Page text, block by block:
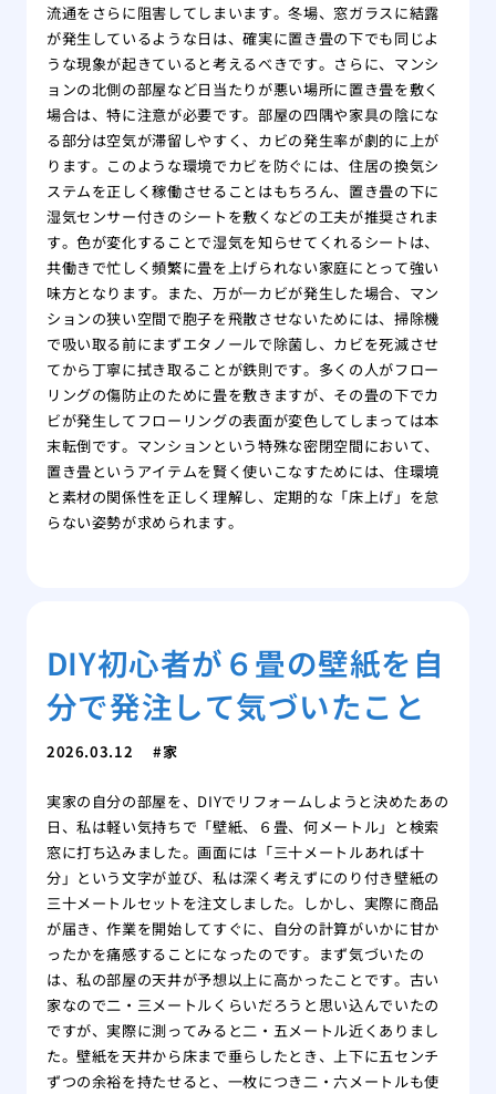
流通をさらに阻害してしまいます。冬場、窓ガラスに結露
が発生しているような日は、確実に置き畳の下でも同じよ
うな現象が起きていると考えるべきです。さらに、マンシ
ョンの北側の部屋など日当たりが悪い場所に置き畳を敷く
場合は、特に注意が必要です。部屋の四隅や家具の陰にな
る部分は空気が滞留しやすく、カビの発生率が劇的に上が
ります。このような環境でカビを防ぐには、住居の換気シ
ステムを正しく稼働させることはもちろん、置き畳の下に
湿気センサー付きのシートを敷くなどの工夫が推奨されま
す。色が変化することで湿気を知らせてくれるシートは、
共働きで忙しく頻繁に畳を上げられない家庭にとって強い
味方となります。また、万が一カビが発生した場合、マン
ションの狭い空間で胞子を飛散させないためには、掃除機
で吸い取る前にまずエタノールで除菌し、カビを死滅させ
てから丁寧に拭き取ることが鉄則です。多くの人がフロー
リングの傷防止のために畳を敷きますが、その畳の下でカ
ビが発生してフローリングの表面が変色してしまっては本
末転倒です。マンションという特殊な密閉空間において、
置き畳というアイテムを賢く使いこなすためには、住環境
と素材の関係性を正しく理解し、定期的な「床上げ」を怠
らない姿勢が求められます。
DIY初心者が６畳の壁紙を自
分で発注して気づいたこと
2026.03.12 家
実家の自分の部屋を、DIYでリフォームしようと決めたあの
日、私は軽い気持ちで「壁紙、６畳、何メートル」と検索
窓に打ち込みました。画面には「三十メートルあれば十
分」という文字が並び、私は深く考えずにのり付き壁紙の
三十メートルセットを注文しました。しかし、実際に商品
が届き、作業を開始してすぐに、自分の計算がいかに甘か
ったかを痛感することになったのです。まず気づいたの
は、私の部屋の天井が予想以上に高かったことです。古い
家なので二・三メートルくらいだろうと思い込んでいたの
ですが、実際に測ってみると二・五メートル近くありまし
た。壁紙を天井から床まで垂らしたとき、上下に五センチ
ずつの余裕を持たせると、一枚につき二・六メートルも使